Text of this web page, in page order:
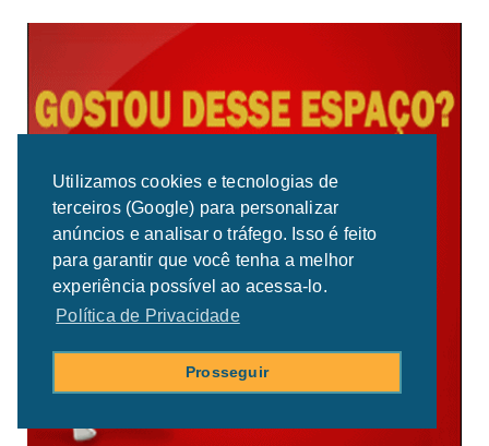
Utilizamos cookies e tecnologias de
terceiros (Google) para personalizar
anúncios e analisar o tráfego. Isso é feito
para garantir que você tenha a melhor
experiência possível ao acessa-lo.
Política de Privacidade
Prosseguir